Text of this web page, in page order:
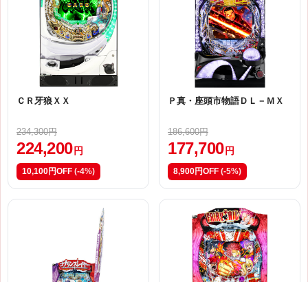
ＣＲ牙狼ＸＸ
234,300円
224,200 円
10,100円OFF (-4%)
Ｐ真・座頭市物語ＤＬ－ＭＸ
186,600円
177,700 円
8,900円OFF (-5%)